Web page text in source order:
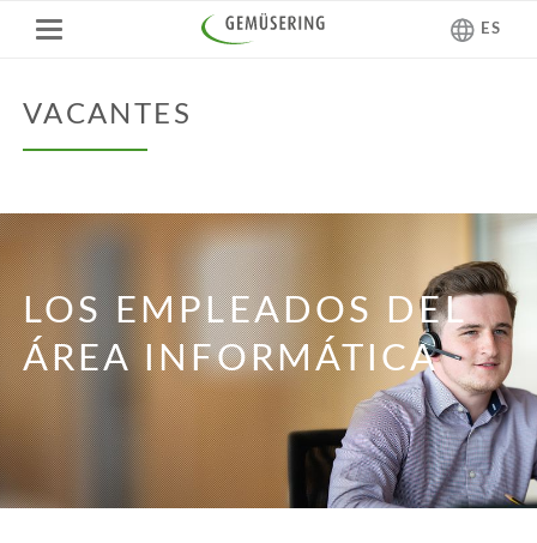
ES
VACANTES
LOS EMPLEADOS DEL
ÁREA INFORMÁTICA